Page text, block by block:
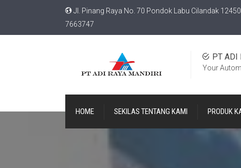
Jl. Pinang Raya No. 70 Pondok Labu Cilandak
7663747
PT ADI
Your
HOME SEKILAS TENTANG KAMI PRODUK